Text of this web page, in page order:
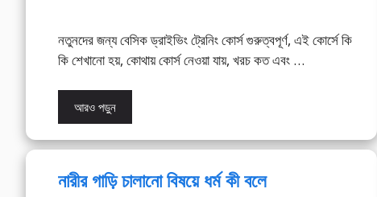
নতুনদের জন্য বেসিক ড্রাইভিং ট্রেনিং কোর্স গুরুত্বপূর্ণ, এই কোর্সে কি
কি শেখানো হয়, কোথায় কোর্স নেওয়া যায়, খরচ কত এবং …
আরও পড়ুন
নারীর গাড়ি চালানো বিষয়ে ধর্ম কী বলে